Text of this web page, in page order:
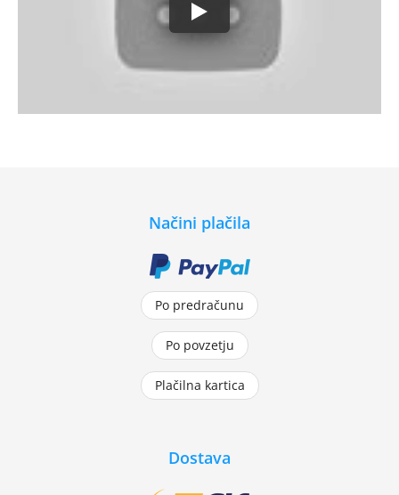
Načini plačila
Po predračunu
Po povzetju
Plačilna kartica
Dostava